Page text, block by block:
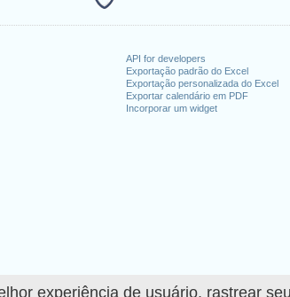
experiência de usuário, rastrear
API for developers
Exportação padrão do Excel
Exportação personalizada do Excel
Exportar calendário em PDF
Incorporar um widget